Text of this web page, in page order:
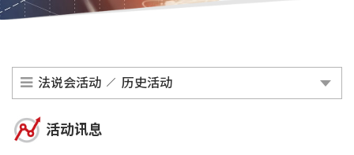
法说会活动 历史活动
活动讯息